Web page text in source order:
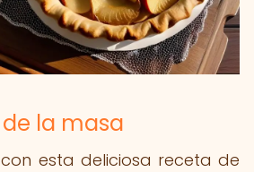
la masa
esta deliciosa receta de